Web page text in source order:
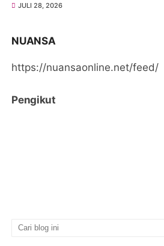
JULI 28, 2026
NUANSA
https://nuansaonline.net/feed/
Pengikut